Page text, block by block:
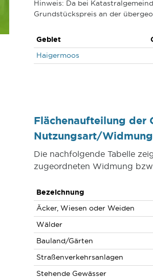
Hinweis: Da bei
Grundstückspreis an der
Gebiet
Haigermoos
Flächenaufteilung der
Nutzungsart/Widmung
Die nachfolgende Tabelle
zugeordneten Widmung
Bezeichnung
Äcker, Wiesen oder Weiden
Wälder
Bauland/Gärten
Straßenverkehrsanlagen
Stehende Gewässer